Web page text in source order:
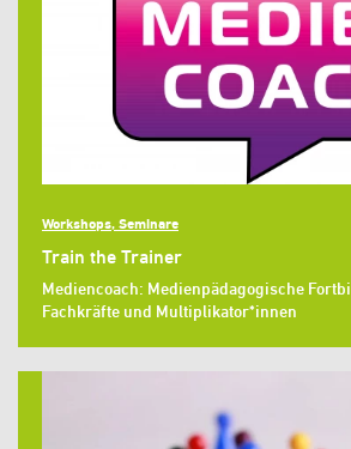
Workshops, Seminare
Train the Trainer
Mediencoach: Medienpädagogische
Fachkräfte und Multiplikator*innen